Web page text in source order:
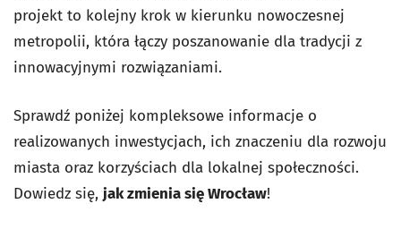
projekt to kolejny krok w kierunku nowoczesnej
metropolii, która łączy poszanowanie dla tradycji z
innowacyjnymi rozwiązaniami.
Sprawdź poniżej kompleksowe informacje o
realizowanych inwestycjach, ich znaczeniu dla rozwoju
miasta oraz korzyściach dla lokalnej społeczności.
Dowiedz się, jak zmienia się Wrocław!